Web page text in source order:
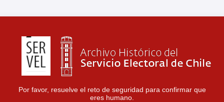
Por favor, resuelve el reto de seguridad para confirmar que
eres humano.